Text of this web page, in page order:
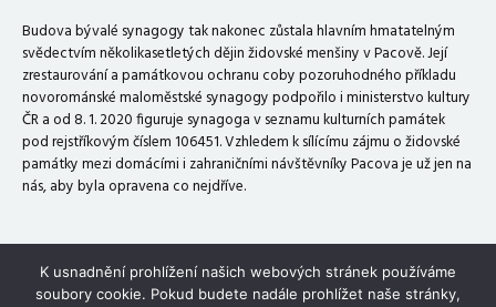
Budova bývalé synagogy tak nakonec zůstala hlavním hmatatelným
svědectvím několikasetletých dějin židovské menšiny v Pacově. Její
zrestaurování a památkovou ochranu coby pozoruhodného příkladu
novorománské maloměstské synagogy podpořilo i ministerstvo kultury
ČR a od 8. 1. 2020 figuruje synagoga v seznamu kulturních památek
pod rejstříkovým číslem 106451. Vzhledem k sílícímu zájmu o židovské
památky mezi domácími i zahraničními návštěvníky Pacova je už jen na
nás, aby byla opravena co nejdříve.
K usnadnění prohlížení našich webových stránek používáme
soubory cookie. Pokud budete nadále prohlížet naše stránky,